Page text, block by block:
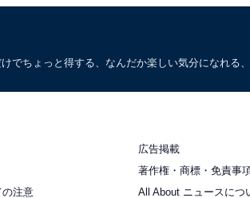
ちょっと得する、なんだか楽しい気分になれる
広告掲載
著作権・商標・免責事
の注意
All About ニュースにつ